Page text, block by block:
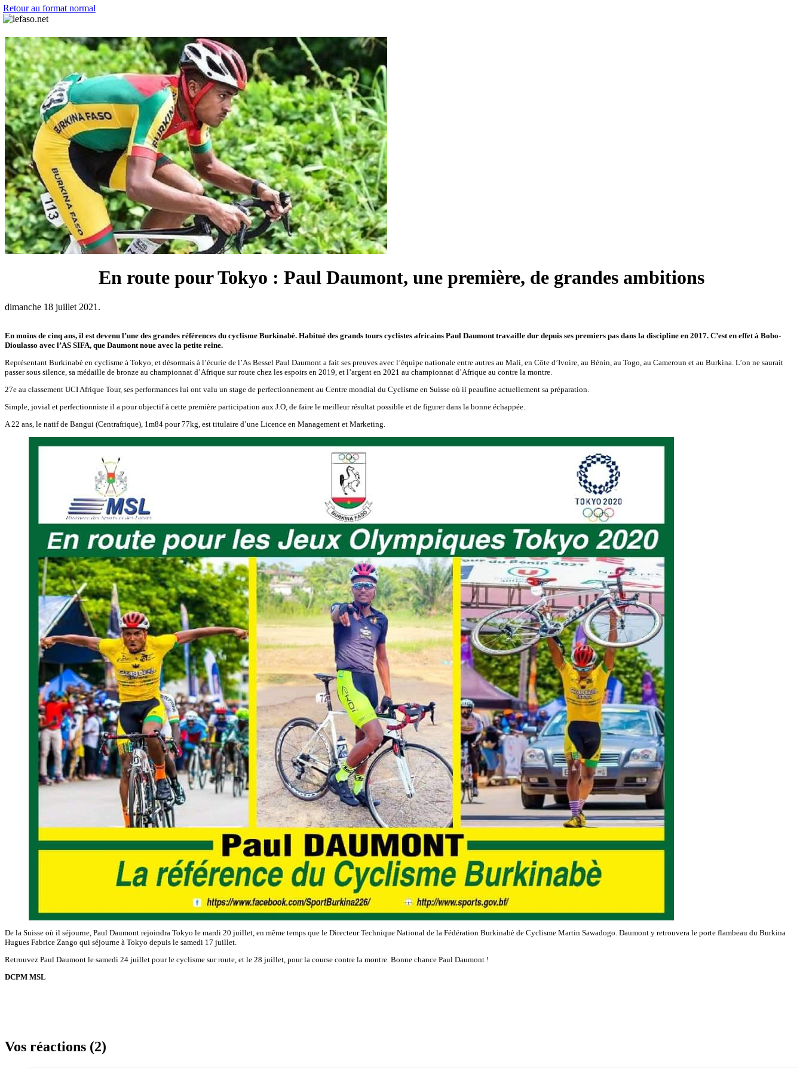
Retour au format normal
En route pour Tokyo : Paul Daumont, une première, de grandes ambitions
dimanche 18 juillet 2021.
En moins de cinq ans, il est devenu l’une des grandes références du cyclisme Burkinabè. Habitué des grands tours cyclistes africains Paul Daumont travaille dur depuis ses premiers pas dans la discipline en 2017. C’est en effet à Bobo-
Dioulasso avec l’AS SIFA, que Daumont noue avec la petite reine.
Représentant Burkinabè en cyclisme à Tokyo, et désormais à l’écurie de l’As Bessel Paul Daumont a fait ses preuves avec l’équipe nationale entre autres au Mali, en Côte d’Ivoire, au Bénin, au Togo, au Cameroun et au Burkina. L’on ne saurait
passer sous silence, sa médaille de bronze au championnat d’Afrique sur route chez les espoirs en 2019, et l’argent en 2021 au championnat d’Afrique au contre la montre.
27e au classement UCI Afrique Tour, ses performances lui ont valu un stage de perfectionnement au Centre mondial du Cyclisme en Suisse où il peaufine actuellement sa préparation.
Simple, jovial et perfectionniste il a pour objectif à cette première participation aux J.O, de faire le meilleur résultat possible et de figurer dans la bonne échappée.
A 22 ans, le natif de Bangui (Centrafrique), 1m84 pour 77kg, est titulaire d’une Licence en Management et Marketing.
De la Suisse où il séjourne, Paul Daumont rejoindra Tokyo le mardi 20 juillet, en même temps que le Directeur Technique National de la Fédération Burkinabè de Cyclisme Martin Sawadogo. Daumont y retrouvera le porte flambeau du Burkina
Hugues Fabrice Zango qui séjourne à Tokyo depuis le samedi 17 juillet.
Retrouvez Paul Daumont le samedi 24 juillet pour le cyclisme sur route, et le 28 juillet, pour la course contre la montre. Bonne chance Paul Daumont !
DCPM MSL
Vos réactions (2)